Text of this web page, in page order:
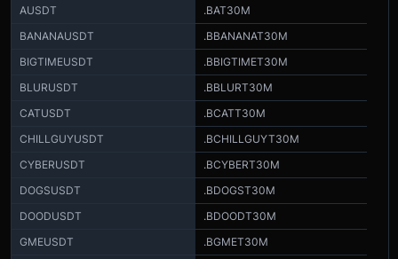
AUSDT
.BAT30M
BANANAUSDT
.BBANANAT30M
BIGTIMEUSDT
.BBIGTIMET30M
BLURUSDT
.BBLURT30M
CATUSDT
.BCATT30M
CHILLGUYUSDT
.BCHILLGUYT30M
CYBERUSDT
.BCYBERT30M
DOGSUSDT
.BDOGST30M
DOODUSDT
.BDOODT30M
GMEUSDT
.BGMET30M